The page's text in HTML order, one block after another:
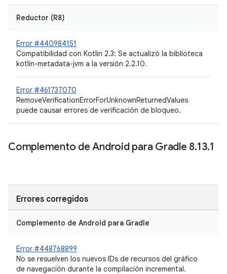
Reductor (R8)
Error #440984151
Compatibilidad con Kotlin 2.3: Se actualizó la biblioteca
kotlin-metadata-jvm a la versión 2.2.10.
Error #461737070
RemoveVerificationErrorForUnknownReturnedValues
puede causar errores de verificación de bloqueo.
Complemento de Android para Gradle 8.13.1
Errores corregidos
Complemento de Android para Gradle
Error #448768899
No se resuelven los nuevos IDs de recursos del gráfico
de navegación durante la compilación incremental.